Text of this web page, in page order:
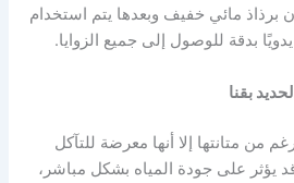
برذاذ مائي خفيف وبعدها يتم استخدام
بدقة للوصول إلى جميع الزوايا.
بقنا
من متانتها إلا أنها معرضة للتآكل
يؤثر على جودة المياه بشكل مباشر،